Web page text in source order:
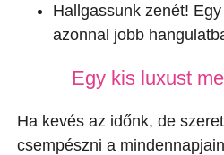
Hallgassunk zenét!
azonnal jobb
Egy kis luxust
Ha kevés az időnk, de
csempészni a